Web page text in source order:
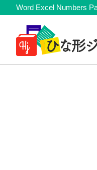
Skip
primary
navigation
Skip
content
Skip
primary
sidebar
Skip
footer
Member
Navigation
Word Excel Numbers